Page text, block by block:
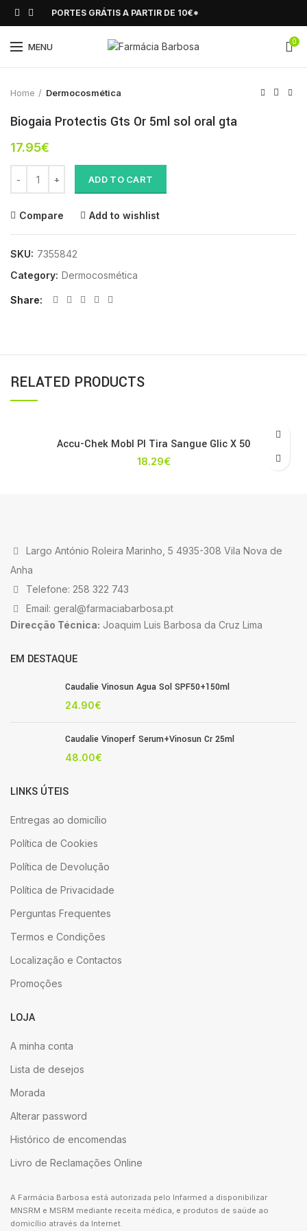
PORTES GRÁTIS A PARTIR DE 10€*
MENU 0
Click to enlarge
Home Dermocosmética
Biogaia Protectis Gts Or 5ml sol oral gta
17.95€
ADD TO CART
Compare Add to wishlist
SKU: 7355842
Category: Dermocosmética
Share
RELATED PRODUCTS
Accu-Chek Mobl Pl Tira Sangue Glic X 50
18.29€
Largo António Roleira Marinho, 5 4935-308 Vila Nova de
Anha
Telefone: 258 322 743
Email: geral@farmaciabarbosa.pt
Direcção Técnica: Joaquim Luis Barbosa da Cruz Lima
EM DESTAQUE
Caudalie Vinosun Agua Sol SPF50+150ml
24.90€
Caudalie Vinoperf Serum+Vinosun Cr 25ml
48.00€
LINKS ÚTEIS
Entregas ao domicílio
Política de Cookies
Política de Devolução
Política de Privacidade
Perguntas Frequentes
Termos e Condições
Localização e Contactos
Promoções
LOJA
A minha conta
Lista de desejos
Morada
Alterar password
Histórico de encomendas
Livro de Reclamações Online
A Farmácia Barbosa está autorizada pelo Infarmed a disponibilizar
MNSRM e MSRM mediante receita médica, e produtos de saúde ao
domicílio através da Internet.